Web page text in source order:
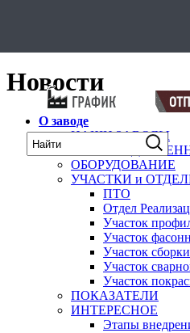
Новости
О заводе
НАШИ ЗАВОДЫ
ОБОРУДОВАНИЕ
УЧАСТКИ и
ПТО
Отдел
Участок
Участок
Участок
Участок
Участок
ПОКАЗАТЕЛИ
ИНТЕРЕСНОЕ
Этапы